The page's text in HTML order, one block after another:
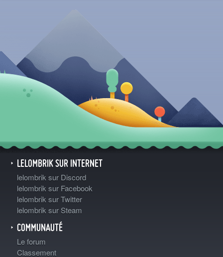
LELOMBRIK SUR INTERNET
lelombrik sur Discord
lelombrik sur Facebook
lelombrik sur Twitter
lelombrik sur Steam
COMMUNAUTÉ
Le forum
Classement